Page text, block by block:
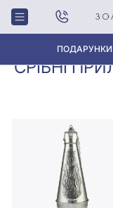
ПОДАРУНКИ
Головна
Столове
срібло
СРІБНІ